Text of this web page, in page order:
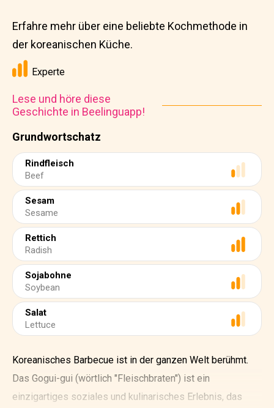
Grundwortschatz
Rindfleisch
Beef
Sesam
Sesame
Rettich
Radish
Sojabohne
Soybean
Salat
Lettuce
Erfahre mehr über eine beliebte Kochmethode in
der koreanischen Küche.
Experte
Lese und höre diese
Geschichte in Beelinguapp!
Koreanisches Barbecue ist in der ganzen Welt berühmt.
Das Gogui-gui (wörtlich "Fleischbraten") ist ein
einzigartiges soziales und kulinarisches Erlebnis, das